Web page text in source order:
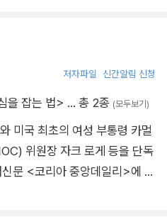
. 그곳에서 다시 일어서는 일은
이어지지 않고 우리는 그저 버티
은 사람에게 이 책을 건네고 싶
어가 뭔지는 알지? 오늘 낙담의
희동 발치광이의 이야기를 전하
저자파일 신간알림 신청
을 잡는 법> … 총 2종 (모두보기)
미국 최초의 여성 부통령 카멀
위원장 자크 로게 등을 단독
신문 <코리아 중앙데일리>에 입